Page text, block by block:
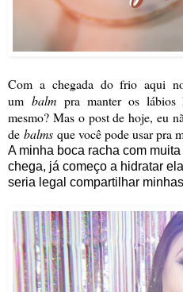
Com a chegada do frio aqui
um balmpra manter os lábios
mesmo? Mas o post de hoje, eu
de balms que você pode usar pra
A minha boca racha com
chega, já começo a hidratar
seria legal compartilhar